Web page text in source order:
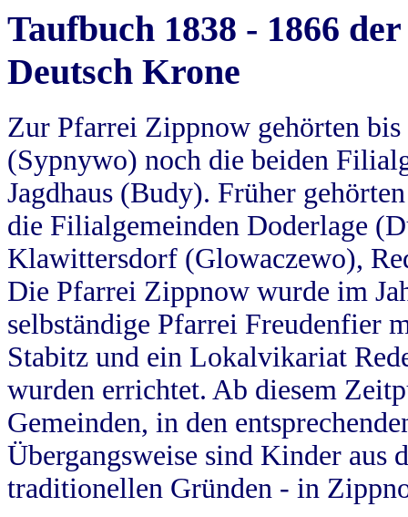
Taufbuch 1838 - 1866
Deutsch Krone
Zur Pfarrei Zippnow gehörten
(Sypnywo) noch die beiden
Jagdhaus (Budy). Früher
die Filialgemeinden Doderlage
Klawittersdorf (Glowaczewo),
Die Pfarrei Zippnow wurde im
selbständige Pfarrei Freudenfier
Stabitz und ein Lokalvikariat
wurden errichtet. Ab diesem
Gemeinden, in den
Übergangsweise sind Kinder aus
traditionellen Gründen - in